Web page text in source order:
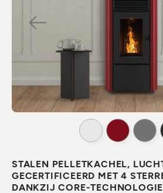
STALEN PELLETKACHEL,
GECERTIFICEERD MET 4
DANKZIJ CORE-